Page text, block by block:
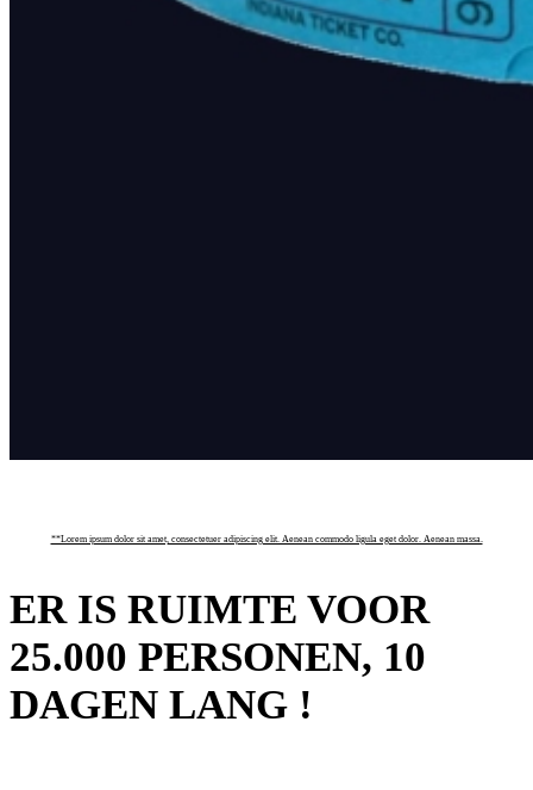
**Lorem ipsum dolor sit amet, consectetuer adipiscing elit. Aenean commodo ligula eget dolor. Aenean massa.
ER IS RUIMTE VOOR
25.000 PERSONEN, 10
DAGEN LANG !